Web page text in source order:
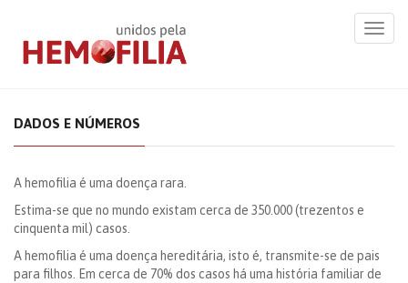
DADOS E NÚMEROS
A hemofilia é uma doença rara.
Estima-se que no mundo existam cerca de 350.000 (trezentos e
cinquenta mil) casos.
A hemofilia é uma doença hereditária, isto é, transmite-se de pais
para filhos. Em cerca de 70% dos casos há uma história familiar de